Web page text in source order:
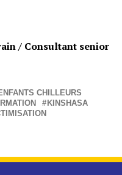
/ Consultant senior
CHILLEURS
KINSHASA